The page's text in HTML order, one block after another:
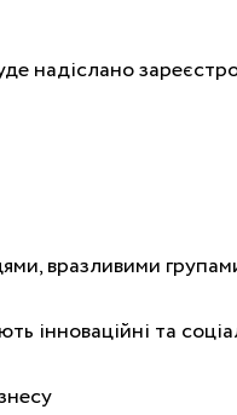
надіслано
вразливими
інноваційні та